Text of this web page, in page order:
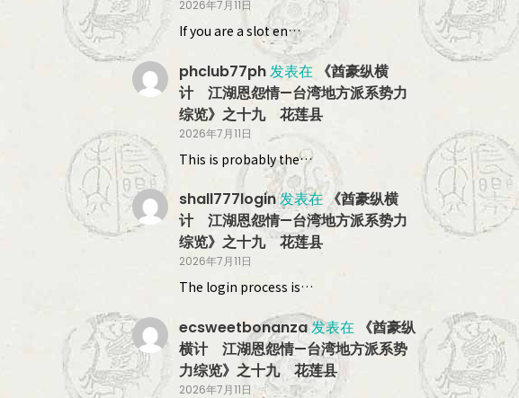
2026年7月11日
If you are a slot en…
phclub77ph发表在 《酋豪纵横
计 江湖恩怨情—台湾地方派系势力
综览》之十九 花莲县
2026年7月11日
This is probably the…
shall777login发表在 《酋豪纵横
计 江湖恩怨情—台湾地方派系势力
综览》之十九 花莲县
2026年7月11日
The login process is…
ecsweetbonanza发表在 《酋豪纵
横计 江湖恩怨情—台湾地方派系势
力综览》之十九 花莲县
2026年7月11日